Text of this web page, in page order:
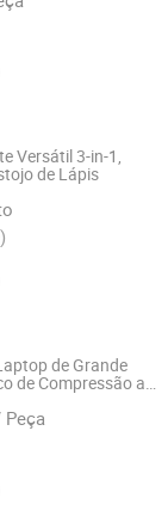
Versátil 3-in-1,
de Lápis
de Grande
de Compressão a
Peça